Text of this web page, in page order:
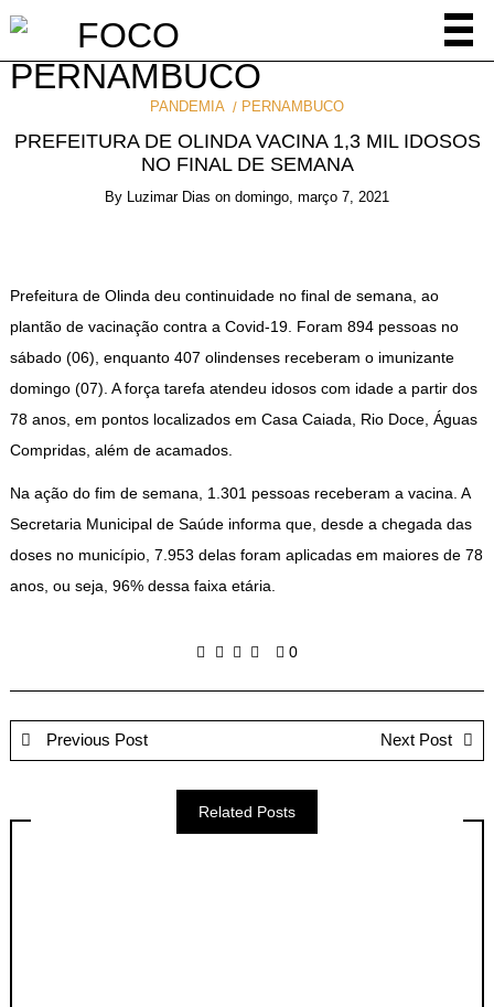
PANDEMIA PERNAMBUCO
PREFEITURA DE OLINDA VACINA 1,3 MIL IDOSOS
NO FINAL DE SEMANA
By Luzimar Dias on domingo, março 7, 2021
Prefeitura de Olinda deu continuidade no final de semana, ao
plantão de vacinação contra a Covid-19. Foram 894 pessoas no
sábado (06), enquanto 407 olindenses receberam o imunizante
domingo (07). A força tarefa atendeu idosos com idade a partir dos
78 anos, em pontos localizados em Casa Caiada, Rio Doce, Águas
Compridas, além de acamados.
Na ação do fim de semana, 1.301 pessoas receberam a vacina. A
Secretaria Municipal de Saúde informa que, desde a chegada das
doses no município, 7.953 delas foram aplicadas em maiores de 78
anos, ou seja, 96% dessa faixa etária.
0
Previous Post Next Post
Related Posts